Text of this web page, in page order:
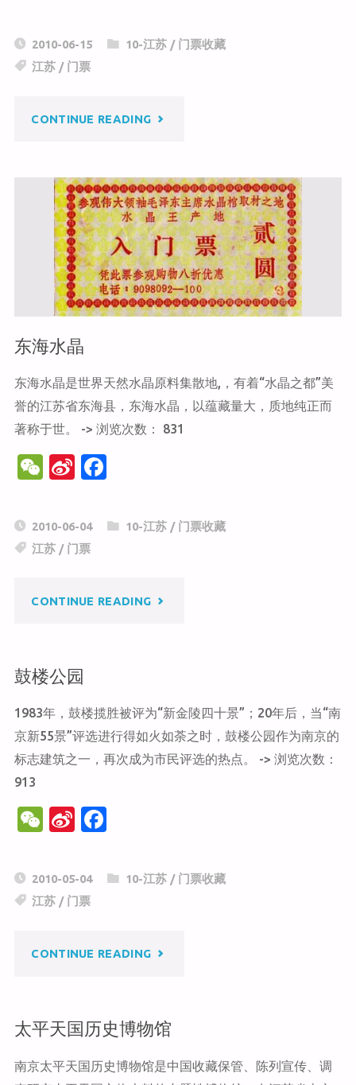
C
h
a
W
b
c
o
2010-06-15 10-江苏/ 门票收藏
江苏 / 门票
CONTINUE READING"煦
东海水晶
东海水晶是世界天然水晶原料集散地,，有着“水晶之都”美
誉的江苏省东海县，东海水晶，以蕴藏量大，质地纯正而
著称于世。 -> 浏览次数： 831
W
C
h
Si
a
W
b
F
c
o
2010-06-04 10-江苏/ 门票收藏
江苏 / 门票
CONTINUE READING"东
晶"
鼓楼公园
1983年，鼓楼揽胜被评为“新金陵四十景”；20年后，当“南
京新55景”评选进行得如火如荼之时，鼓楼公园作为南京的
标志建筑之一，再次成为市民评选的热点。 -> 浏览次数：
913
W
C
h
Si
a
W
b
c
o
2010-05-04 10-江苏/ 门票收藏
江苏 / 门票
CONTINUE READING"鼓
公
园"
太平天国历史博物馆
南京太平天国历史博物馆是中国收藏保管、陈列宣传、调